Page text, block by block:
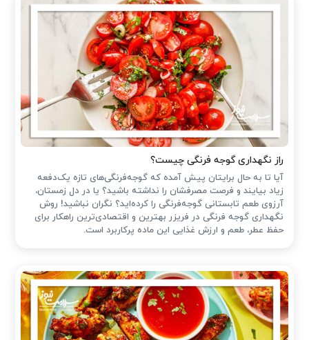
راز نگهداری گوجه فرنگی چیست؟
آیا تا به حال برایتان پیش آمده که گوجه‌فرنگی‌های تازه یک‌دفعه
زیاد بیایند و فرصت مصرفشان را نداشته باشید؟ یا در دل زمستان،
آرزوی طعم تابستانی گوجه‌فرنگی را کرده‌اید؟ نگران نباشید! روش
نگهداری گوجه فرنگی در فریزر بهترین و اقتصادی‌ترین راهکار برای
حفظ عطر، طعم و ارزش غذایی این ماده پرکاربرد است.